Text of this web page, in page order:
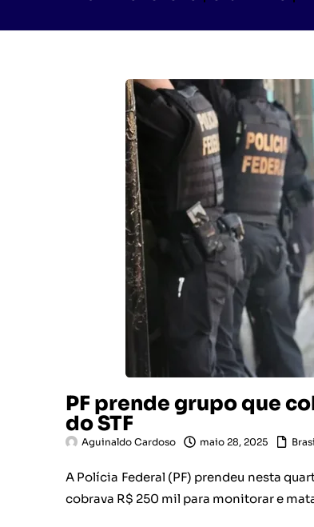
PF prende grupo que
do STF
Aguinaldo Cardoso maio 28, 2025
A Polícia Federal (PF) prendeu nesta
cobrava R$ 250 mil para monitorar e